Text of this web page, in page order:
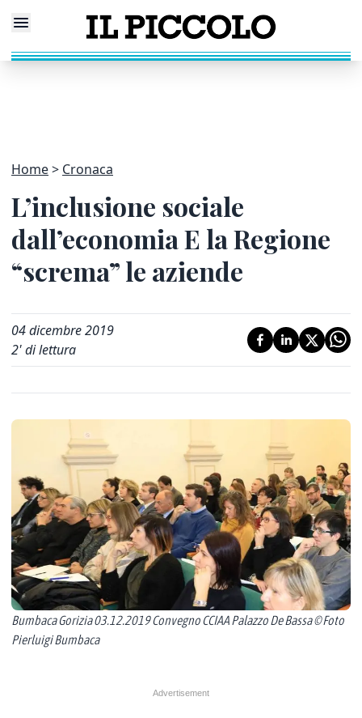
Home Cronaca
L’inclusione sociale
dall’economia E la Regione
“screma” le aziende
04 dicembre 2019
2' di lettura
Bumbaca Gorizia 03.12.2019 Convegno CCIAA Palazzo De Bassa © Foto
Pierluigi Bumbaca